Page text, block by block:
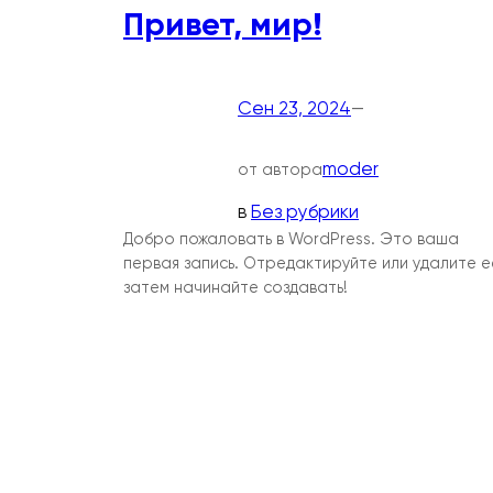
Привет, мир!
Сен 23, 2024—
от автораmoder
в Без рубрики
Добро пожаловать в WordPress. Это ваша
первая запись. Отредактируйте или удалите
затем начинайте создавать!